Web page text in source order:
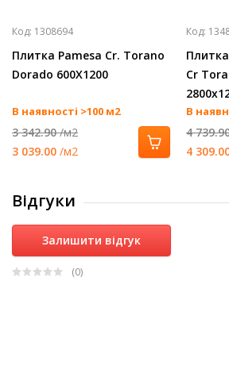
Код: 1308694
Плитка Pamesa Cr. Torano
Dorado 600Х1200
В наявності >100 м2
3 342.90/м2
3 039.00 /м2
Код:
Cr
В
4
4
Відгуки
(0)
Залишити відгук